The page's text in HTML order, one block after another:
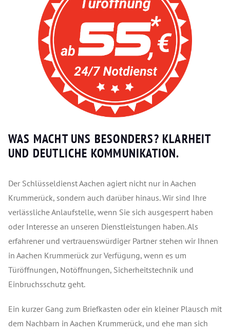
WAS MACHT UNS BESONDERS? KLARHEIT
UND DEUTLICHE KOMMUNIKATION.
Der Schlüsseldienst Aachen agiert nicht nur in Aachen
Krummerück, sondern auch darüber hinaus. Wir sind Ihre
verlässliche Anlaufstelle, wenn Sie sich ausgesperrt haben
oder Interesse an unseren Dienstleistungen haben. Als
erfahrener und vertrauenswürdiger Partner stehen wir Ihnen
in Aachen Krummerück zur Verfügung, wenn es um
Türöffnungen, Notöffnungen, Sicherheitstechnik und
Einbruchsschutz geht.
Ein kurzer Gang zum Briefkasten oder ein kleiner Plausch mit
dem Nachbarn in Aachen Krummerück, und ehe man sich